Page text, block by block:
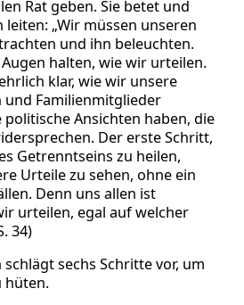
Rat geben. Sie betet und
leiten: „Wir müssen unseren
und ihn beleuchten.
halten, wie wir urteilen.
klar, wie wir unsere
und Familienmitglieder
Ansichten haben, die
Der erste Schritt,
Getrenntseins zu heilen,
Urteile zu sehen, ohne ein
Denn uns allen ist
urteilen, egal auf welcher
34)
sechs Schritte vor, um
hüten.